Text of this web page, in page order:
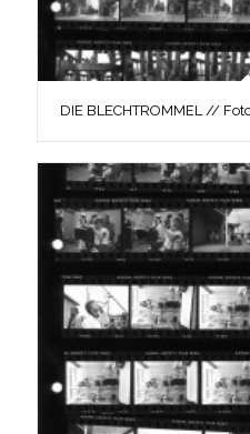
DIE BLECHTROMMEL //